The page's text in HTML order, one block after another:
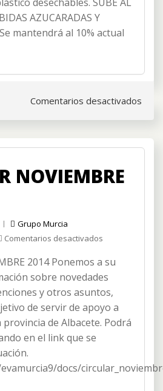
AZUCARADAS Y
mantendrá al 10% actual
Comentarios desactivados
NOVIEMBRE
Grupo Murcia
Comentarios desactivados
NOVIEMBRE
2014
2014 Ponemos a su
sobre novedades
y otros asuntos,
de servir de apoyo a
de Albacete. Podrá
en el link que se
docs/